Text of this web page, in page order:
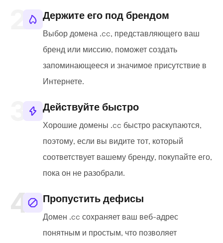
Держите его под брендом
Выбор домена .cc, представляющего ваш
бренд или миссию, поможет создать
запоминающееся и значимое присутствие в
Интернете.
Действуйте быстро
Хорошие домены .cc быстро раскупаются,
поэтому, если вы видите тот, который
соответствует вашему бренду, покупайте его,
пока он не разобрали.
Пропустить дефисы
Домен .cc сохраняет ваш веб-адрес
понятным и простым, что позволяет